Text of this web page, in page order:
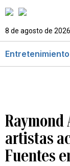
8 de agosto de 2026
Entretenimiento
Raymond
artistas
Fuentes